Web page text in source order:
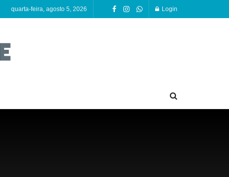
quarta-feira, agosto 5, 2026 Login